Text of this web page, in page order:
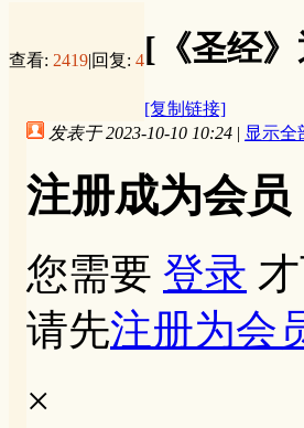
查看: 2419|回复: 4[《圣经
[复制链接]
发表于 2023-10-10 10:24 | 显示全
注册成为会
您需要 登录
请先注册为会
×